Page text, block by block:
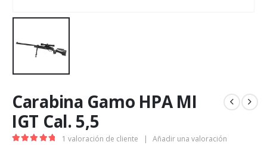
Carabina Gamo HPA MI
IGT Cal. 5,5
1 valoración de cliente | Añadir una valoración